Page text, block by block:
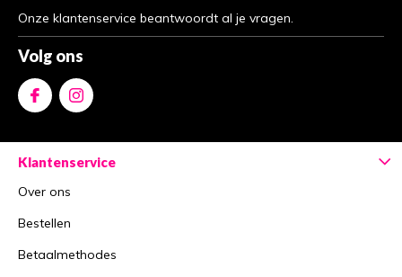
Onze klantenservice beantwoordt al je vragen.
Volg ons
Klantenservice
Over ons
Bestellen
Betaalmethodes